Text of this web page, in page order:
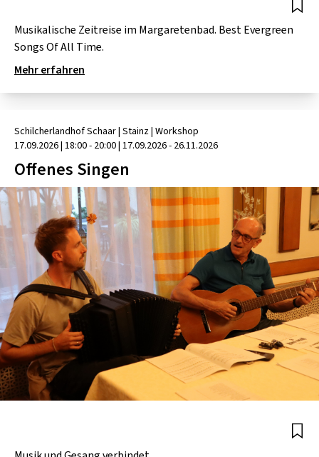
POSTGARAGE
KUNSTGARTEN
GOLD & PECH THEATER
HARD & HEAVY
VOLKSMUSIK
KULTURLAND STEIERMARK
Musikalische Zeitreise im Margaretenbad. Best Evergreen
Songs Of All Time.
Mehr erfahren
Schilcherlandhof Schaar| Stainz| Workshop
17.09.2026| 18:00 - 20:00| 17.09.2026 - 26.11.2026
Offenes Singen